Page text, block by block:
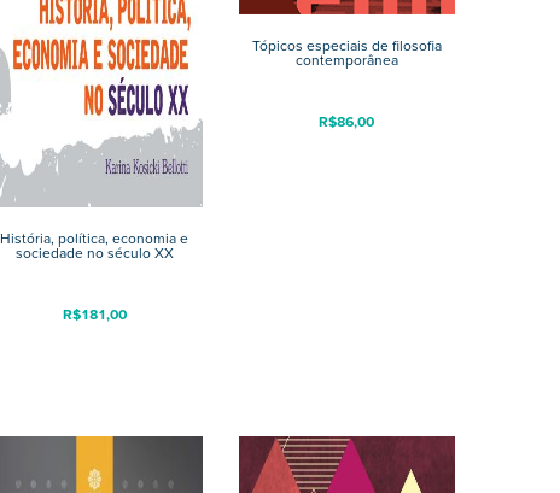
História, política, economia e
sociedade no século XX
R$181,00
Tópicos especiais de filosofia
contemporânea
R$86,00